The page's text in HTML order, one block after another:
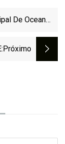
De Ocean
:próximo